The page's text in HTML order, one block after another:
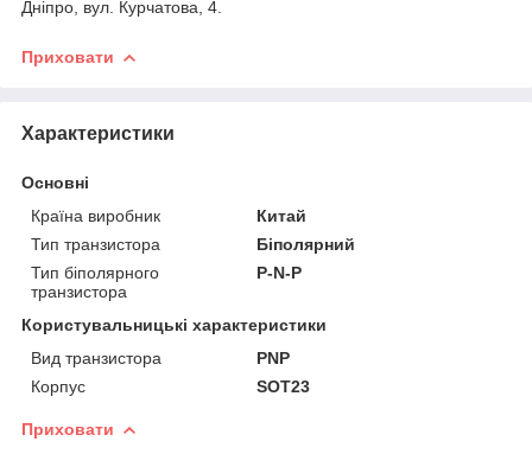
Дніпро, вул. Курчатова, 4.
Приховати
Характеристики
Основні
Країна виробник
Китай
Тип транзистора
Біполярний
Тип біполярного
транзистора
P-N-P
Користувальницькі характеристики
Вид транзистора
PNP
Корпус
SOT23
Приховати